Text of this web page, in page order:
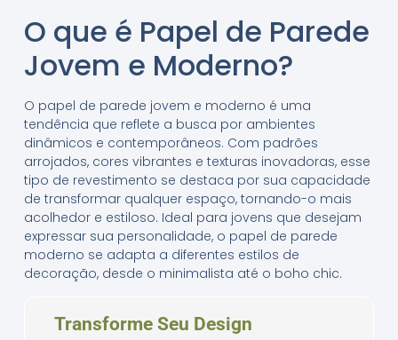
O que é Papel de Parede
Jovem e Moderno?
O papel de parede jovem e moderno é uma
tendência que reflete a busca por ambientes
dinâmicos e contemporâneos. Com padrões
arrojados, cores vibrantes e texturas inovadoras, esse
tipo de revestimento se destaca por sua capacidade
de transformar qualquer espaço, tornando-o mais
acolhedor e estiloso. Ideal para jovens que desejam
expressar sua personalidade, o papel de parede
moderno se adapta a diferentes estilos de
decoração, desde o minimalista até o boho chic.
Transforme Seu Design